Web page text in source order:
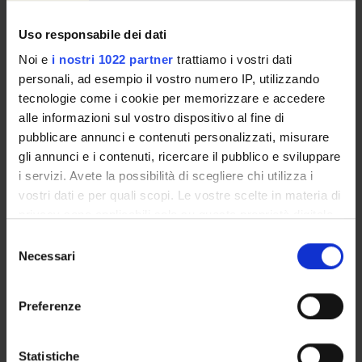
Uso responsabile dei dati
Noi e i nostri 1022 partner trattiamo i vostri dati
personali, ad esempio il vostro numero IP, utilizzando
tecnologie come i cookie per memorizzare e accedere
alle informazioni sul vostro dispositivo al fine di
pubblicare annunci e contenuti personalizzati, misurare
gli annunci e i contenuti, ricercare il pubblico e sviluppare
i servizi. Avete la possibilità di scegliere chi utilizza i
vostri dati e per quali scopi. Le vostre scelte in materia di
modificare o revocare il proprio consenso in qualsiasi
momento dalla Dichiarazione sui cookie o facendo clic
raccogliere informazioni sulla tua posizione
delNecessari
Preferenze
Statistiche
UFFICI E STRUTTURE DI SERVIZIO
SERVIZI DI SEGRETERIA STUDENTI
STRUTTURE DEL DIPARTIMENTO
BIBLIOTECHE
CENTRI
Contatti